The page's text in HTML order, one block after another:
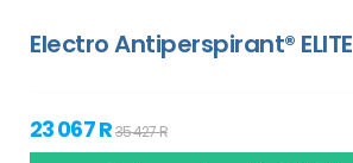
Electro Antiperspirant® ELITE
23 067 R35 427 R